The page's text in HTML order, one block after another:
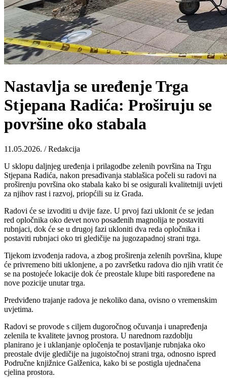
Nastavlja se uređenje Trga
Stjepana Radića: Proširuju se
površine oko stabala
11.05.2026. / Redakcija
U sklopu daljnjeg uređenja i prilagodbe zelenih površina na Trgu
Stjepana Radića, nakon presađivanja stablašica počeli su radovi na
proširenju površina oko stabala kako bi se osigurali kvalitetniji uvjeti
za njihov rast i razvoj, priopćili su iz Grada.
Radovi će se izvoditi u dvije faze. U prvoj fazi uklonit će se jedan
red opločnika oko devet novo posađenih magnolija te postaviti
rubnjaci, dok će se u drugoj fazi ukloniti dva reda opločnika i
postaviti rubnjaci oko tri gledičije na jugozapadnoj strani trga.
Tijekom izvođenja radova, a zbog proširenja zelenih površina, klupe
će privremeno biti uklonjene, a po završetku radova dio njih vratit će
se na postojeće lokacije dok će preostale klupe biti raspoređene na
nove pozicije unutar trga.
Predviđeno trajanje radova je nekoliko dana, ovisno o vremenskim
uvjetima.
Radovi se provode s ciljem dugoročnog očuvanja i unapređenja
zelenila te kvalitete javnog prostora. U narednom razdoblju
planirano je i uklanjanje opločenja te postavljanje rubnjaka oko
preostale dvije gledičije na jugoistočnoj strani trga, odnosno ispred
Područne knjižnice Galženica, kako bi se postigla ujednačena
cjelina prostora.